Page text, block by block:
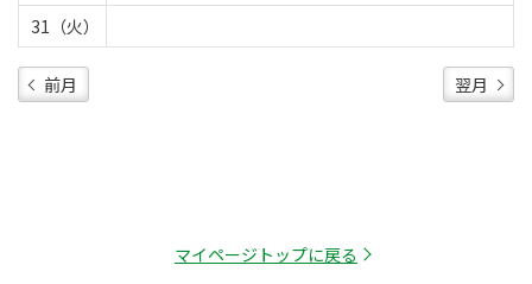
31（火）
前月 翌月
マイページトップに戻る